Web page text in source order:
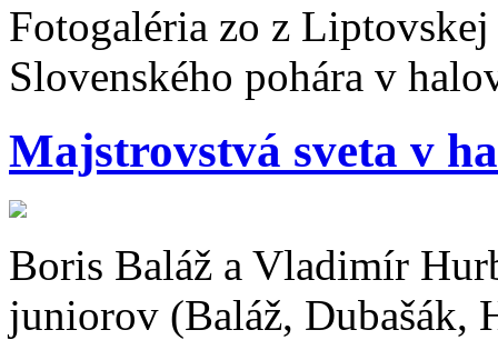
Fotogaléria zo z
Slovenského pohára v
Majstrovstvá sveta v
Boris Baláž a Vladimír
juniorov (Baláž, Dubašák,